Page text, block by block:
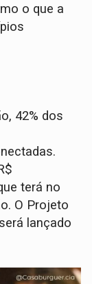
o que a
42% dos
terá no
O Projeto
lançado